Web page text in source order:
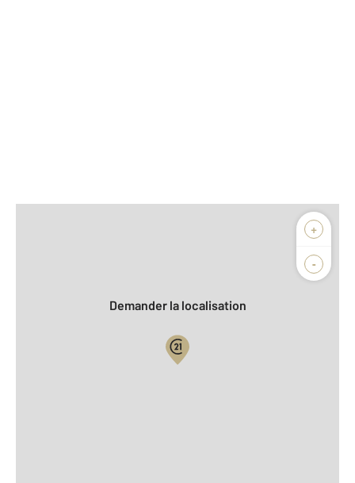
+
-
Biens vendus
Demander la localisation